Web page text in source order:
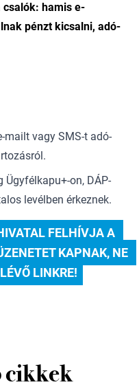
hamis e-
pénzt kicsalni, adó-
mailt vagy SMS-t adó-
Ügyfélkapu+-on, DÁP-
levélben érkeznek.
FELHÍVJA A
KAPNAK, NE
LINKRE!
cikkek